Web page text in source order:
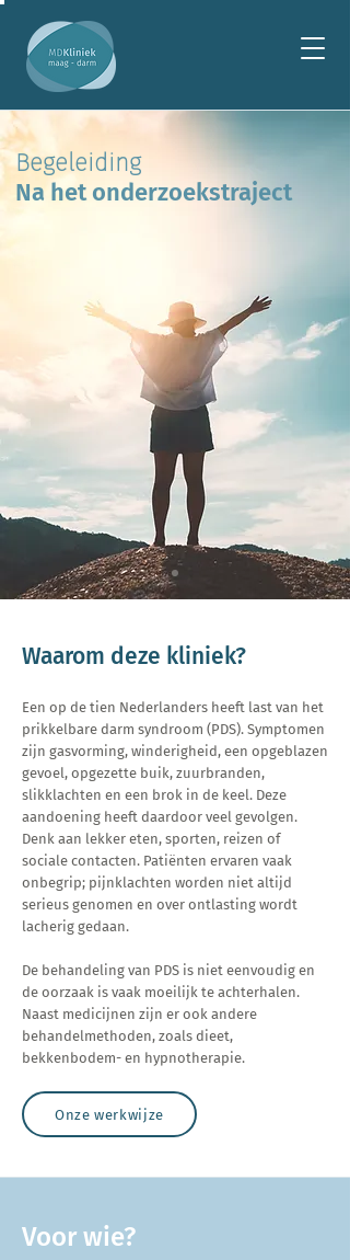
Begeleiding
Na het onderzoekstraject
Waarom deze kliniek?
Een op de tien Nederlanders heeft last van het
prikkelbare darm syndroom (PDS). Symptomen
zijn gasvorming, winderigheid, een opgeblazen
gevoel, opgezette buik, zuurbranden,
slikklachten en een brok in de keel. Deze
aandoening heeft daardoor veel gevolgen.
Denk aan lekker eten, sporten, reizen of
sociale contacten. Patiënten ervaren vaak
onbegrip; pijnklachten worden niet altijd
serieus genomen en over ontlasting wordt
lacherig gedaan.
De behandeling van PDS is niet eenvoudig en
de oorzaak is vaak moeilijk te achterhalen.
Naast medicijnen zijn er ook andere
behandelmethoden, zoals dieet,
bekkenbodem- en hypnotherapie.
Onze werkwijze
Voor wie?